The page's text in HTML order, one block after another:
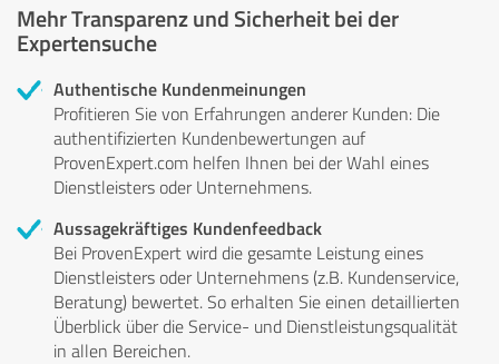
Mehr Transparenz und Sicherheit bei der
Expertensuche
Authentische Kundenmeinungen
Profitieren Sie von Erfahrungen anderer Kunden: Die
authentifizierten Kundenbewertungen auf
ProvenExpert.com helfen Ihnen bei der Wahl eines
Dienstleisters oder Unternehmens.
Aussagekräftiges Kundenfeedback
Bei ProvenExpert wird die gesamte Leistung eines
Dienstleisters oder Unternehmens (z.B. Kundenservice,
Beratung) bewertet. So erhalten Sie einen detaillierten
Überblick über die Service- und Dienstleistungsqualität
in allen Bereichen.